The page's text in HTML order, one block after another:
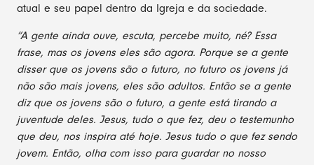
atual e seu papel dentro da Igreja e da sociedade.
”A gente ainda ouve, escuta, percebe muito, né? Essa
frase, mas os jovens eles são agora. Porque se a gente
disser que os jovens são o futuro, no futuro os jovens já
não são mais jovens, eles são adultos. Então se a gente
diz que os jovens são o futuro, a gente está tirando a
juventude deles. Jesus, tudo o que fez, deu o testemunho
que deu, nos inspira até hoje. Jesus tudo o que fez sendo
jovem. Então, olha com isso para guardar no nosso